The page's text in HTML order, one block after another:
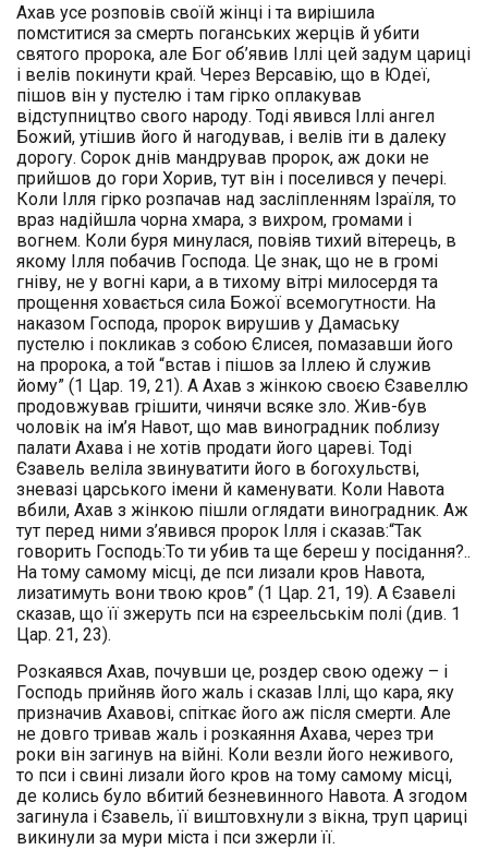
Ахав усе розповів своїй жінці і та вирішила
помcтитися за смерть поганських жерців й убити
святого пророка, але Бог об’явив Іллі цей задум цариці
і велів покинути край. Через Версавію, що в Юдеї,
пішов він у пустелю і там гірко оплакував
відступництво свого народу. Тоді явився Іллі ангел
Божий, утішив його й нагодував, і велів іти в далеку
дорогу. Сорок днів мандрував пророк, аж доки не
прийшов до гори Хорив, тут він і поселився у печері.
Коли Ілля гірко розпачав над засліпленням Ізраїля, то
враз надійшла чорна хмара, з вихром, громами і
вогнем. Коли буря минулася, повіяв тихий вітерець, в
якому Ілля побачив Господа. Це знак, що не в громі
гніву, не у вогні кари, а в тихому вітрі милосердя та
прощення ховається сила Божої всемогутности. На
наказом Господа, пророк вирушив у Дамаську
пустелю і покликав з собою Єлисея, помазавши його
на пророка, а той “встав і пішов за Іллею й служив
йому” (1 Цар. 19, 21). А Ахав з жінкою своєю Єзавеллю
продовжував грішити, чинячи всяке зло. Жив-був
чоловік на ім’я Навот, що мав виноградник поблизу
палати Ахава і не хотів продати його цареві. Тоді
Єзавель веліла звинуватити його в богохульстві,
зневазі царського імени й каменувати. Коли Навота
вбили, Ахав з жінкою пішли оглядати виноградник. Аж
тут перед ними з’явився пророк Ілля і сказав:“Так
говорить Господь:То ти убив та ще береш у посідання?..
На тому самому місці, де пси лизали кров Навота,
лизатимуть вони твою кров” (1 Цар. 21, 19). А Єзавелі
сказав, що її зжеруть пси на єзреельськім полі (див. 1
Цар. 21, 23).
Розкаявся Ахав, почувши це, роздер свою одежу – і
Господь прийняв його жаль і сказав Іллі, що кара, яку
призначив Ахавові, спіткає його аж після смерти. Але
не довго тривав жаль і розкаяння Ахава, через три
роки він загинув на війні. Коли везли його неживого,
то пси і свині лизали його кров на тому самому місці,
де колись було вбитий безневинного Навота. А згодом
загинула і Єзавель, її виштовхнули з вікна, труп цариці
викинули за мури міста і пси зжерли її.